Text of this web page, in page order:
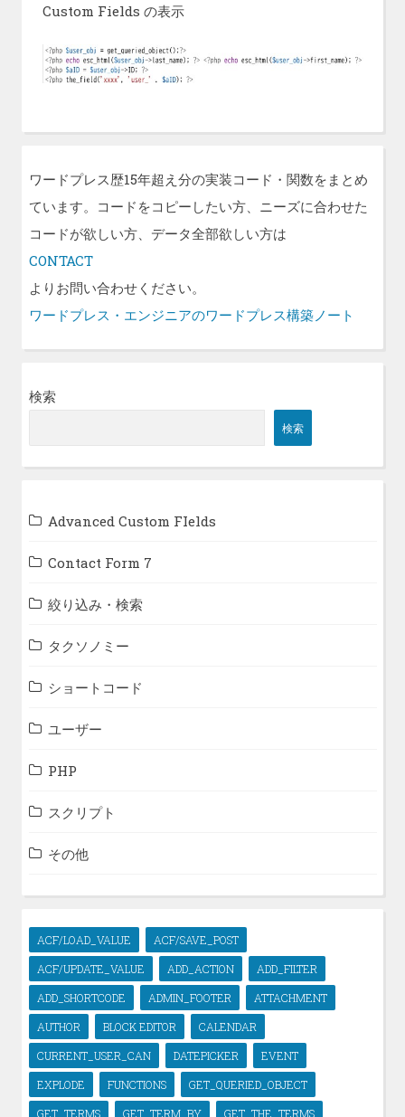
Custom Fields の表示
ワードプレス歴15年超え分の実装コード・関数をまとめ
ています。コードをコピーしたい方、ニーズに合わせた
コードが欲しい方、データ全部欲しい方は
CONTACT
よりお問い合わせください。
ワードプレス・エンジニアのワードプレス構築ノート
検索
検索
Advanced Custom FIelds
Contact Form 7
絞り込み・検索
タクソノミー
ショートコード
ユーザー
PHP
スクリプト
その他
ACF/LOAD_VALUE
ACF/SAVE_POST
ACF/UPDATE_VALUE
ADD_ACTION
ADD_FILTER
ADD_SHORTCODE
ADMIN_FOOTER
ATTACHMENT
AUTHOR
BLOCK EDITOR
CALENDAR
CURRENT_USER_CAN
DATEPICKER
EVENT
EXPLODE
FUNCTIONS
GET_QUERIED_OBJECT
GET_TERMS
GET_TERM_BY GET_THE_TERMS